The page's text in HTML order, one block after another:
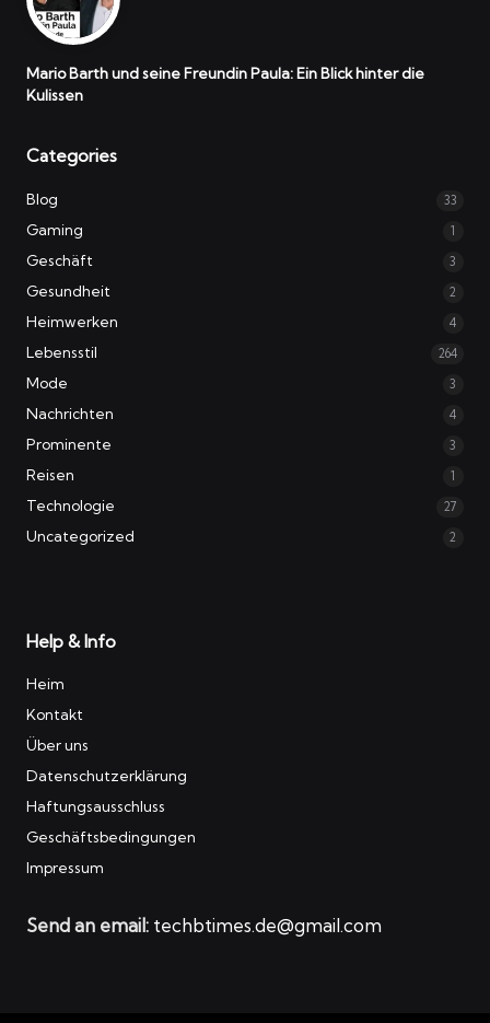
Mario Barth und seine Freundin Paula: Ein Blick hinter die
Kulissen
Categories
Blog 33
Gaming 1
Geschäft 3
Gesundheit 2
Heimwerken 4
Lebensstil 264
Mode 3
Nachrichten 4
Prominente 3
Reisen 1
Technologie 27
Uncategorized 2
Help & Info
Heim
Kontakt
Über uns
Datenschutzerklärung
Haftungsausschluss
Geschäftsbedingungen
Impressum
Send an email: techbtimes.de@gmail.com